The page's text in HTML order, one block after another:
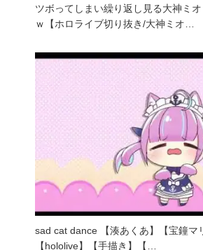
ツボってしまい繰り返し見る大神ミオ
ｗ【ホロライブ切り抜き/大神ミオ…
sad cat dance 【湊あくあ】【宝鐘マ
【hololive】【手描き】【…